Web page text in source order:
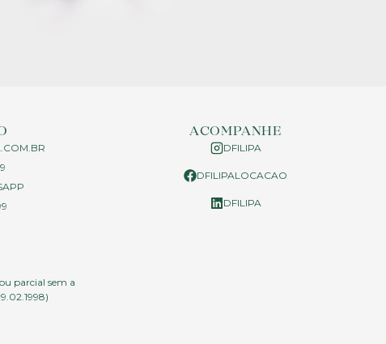
ACOMPANHE
DFILIPA
DFILIPALOCACAO
DFILIPA
parcial sem a